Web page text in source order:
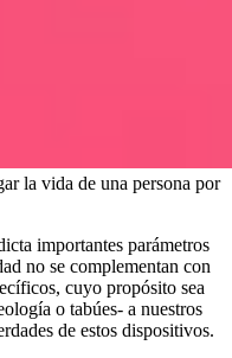
la vida de una persona por
importantes parámetros
no se complementan con
cuyo propósito sea
o tabúes- a nuestros
de estos dispositivos.